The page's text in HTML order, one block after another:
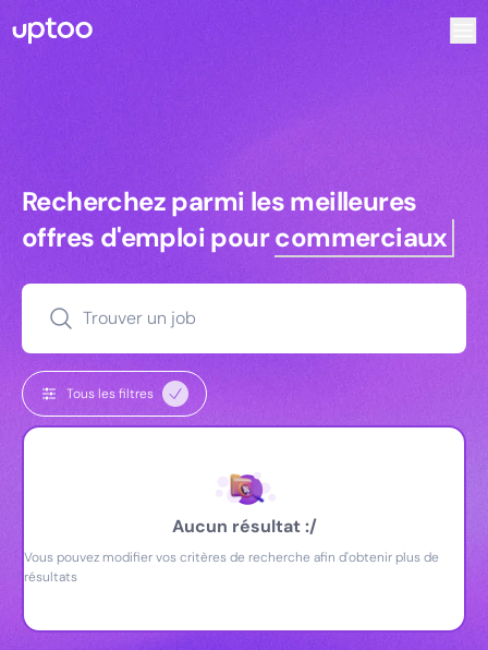
Recherchez parmi les meilleures
Recherchez parmi les meilleures
offres d'emploi pourcommerciaux
Trouver un job
Tous les filtres
Aucun résultat :/
Vous pouvez modifier vos critères de recherche afin d'obtenir plus de
résultats